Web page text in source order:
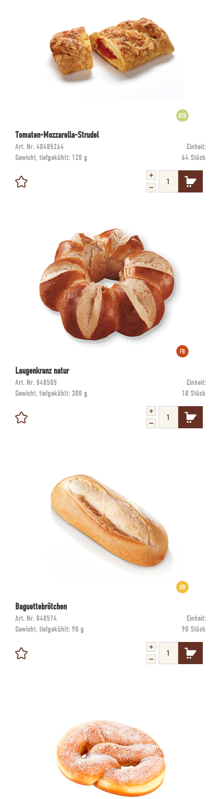
Tomaten-Mozzarella-Strudel
Art. Nr. 40485264
Einheit:
Gewicht, tiefgekühlt: 120 g 64 Stück
Laugenkranz natur
Art. Nr. 848505
Einheit:
Gewicht, tiefgekühlt: 300 g 18 Stück
Baguettebrötchen
Art. Nr. 848574
Einheit:
Gewicht, tiefgekühlt: 90 g 90 Stück